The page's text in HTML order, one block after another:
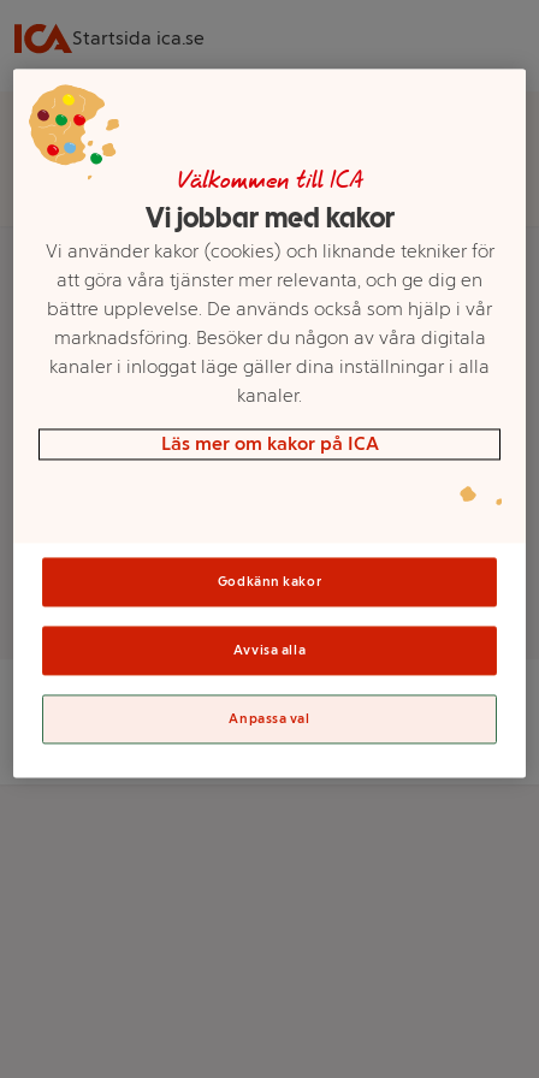
Startsida ica.se
Välj butik för rätt sortiment, pris och leveransalternativ
Välj butik
Startsida Barn Babykläder Regn & Ytterplagg baby 68
Ett exempel på onlinesortiment visas.
68
Välkommen till ICA
Vi jobbar med kakor
Vi använder kakor (cookies) och liknande tekniker för
att göra våra tjänster mer relevanta, och ge dig en
bättre upplevelse. De används också som hjälp i vår
marknadsföring. Besöker du någon av våra digitala
kanaler i inloggat läge gäller dina inställningar i alla
kanaler.
Läs mer om kakor på ICA
Godkänn kakor
Avvisa alla
Anpassa val